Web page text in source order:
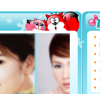
[圣诞节]
你太多
要平安！
[圣诞节]
能正大
都要快乐
[圣诞节]
如意,快
[元旦]
看
断电。